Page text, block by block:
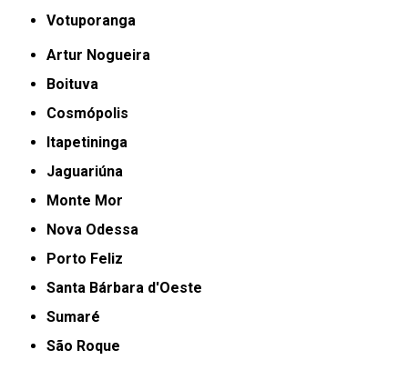
Votuporanga
Artur Nogueira
Boituva
Cosmópolis
Itapetininga
Jaguariúna
Monte Mor
Nova Odessa
Porto Feliz
Santa Bárbara d'Oeste
Sumaré
São Roque